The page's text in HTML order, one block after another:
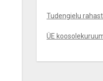
Tudengielu
ÜE